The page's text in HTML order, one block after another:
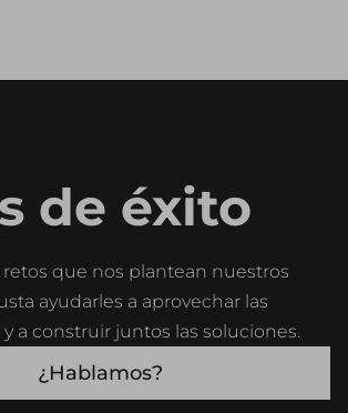
de éxito
retos que nos plantean nuestros
ayudarles a aprovechar las
a construir juntos las soluciones.
¿Hablamos?